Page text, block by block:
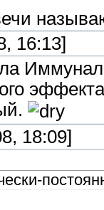
16:13]
18:09]